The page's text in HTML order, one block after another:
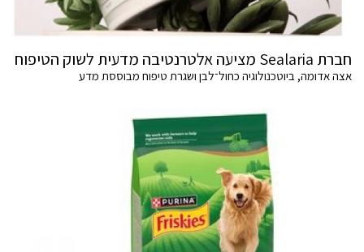
חברת Sealaria מציעה אלטרנטיבה מדעית לשוק הטיפוח
אצה אדומה, ביוטכנולוגיה כחול־לבן ושגרת טיפוח מבוססת מדע